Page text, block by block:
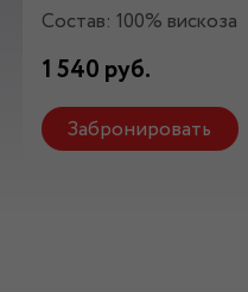
Состав: 100% вискоза
1 540 руб.
Забронировать